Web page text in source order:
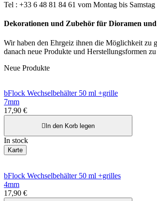
Tel : +33 6 48 81 84 61 vom Montag bis Samstag
Dekorationen und Zubehör für Dioramen
Wir haben den Ehrgeiz ihnen die Möglichkeit zu
danach neue Produkte und Herstellungsformen
Neue Produkte
bFlock Wechselbehälter 50 ml +grille
7mm
17,90 €
In den Korb legen
In stock
Karte
bFlock Wechselbehälter 50 ml +grilles
4mm
17,90 €